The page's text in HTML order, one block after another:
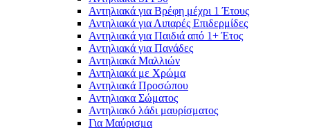
Αντηλιακά για Βρέφη μέχρι 1 Έτους
Αντηλιακά για Λιπαρές Επιδερμίδες
Αντηλιακά για Παιδιά από 1+ Έτος
Αντηλιακά για Πανάδες
Αντηλιακά Μαλλιών
Αντηλιακά με Χρώμα
Αντηλιακά Προσώπου
Αντηλιακα Σώματος
Αντηλιακό λάδι μαυρίσματος
Για Μαύρισμα